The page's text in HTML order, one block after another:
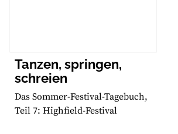
Tanzen, springen,
schreien
Das Sommer-Festival-Tagebuch,
Teil 7: Highfield-Festival